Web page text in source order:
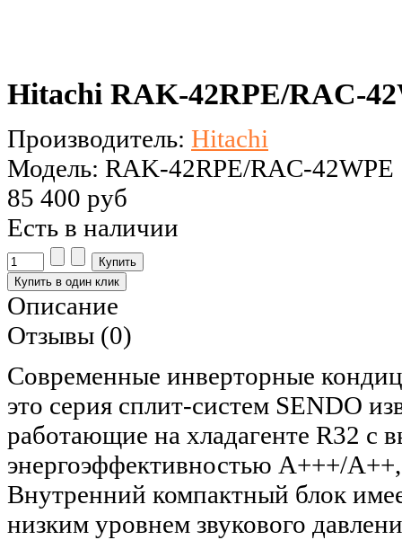
Hitachi RAK-42RPE/RAC-
Производитель: Hitachi
Модель: RAK-42RPE/RAC-42WPE
85 400 руб
Есть в наличии
Описание
Отзывы (0)
Cовременные инверторные
это серия сплит-систем SENDO
работающие на хладагенте R32 с
энергоэффективностью А+++/
Внутренний компактный блок
низким уровнем звукового